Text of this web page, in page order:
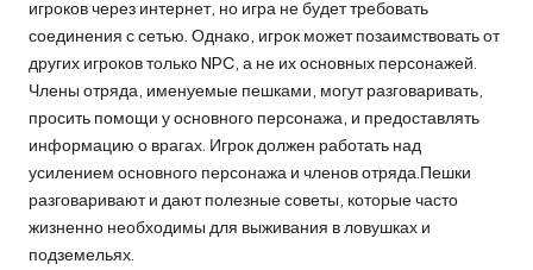
игроков через интернет, но игра не будет требовать
соединения с сетью. Однако, игрок может позаимствовать от
других игроков только NPC, а не их основных персонажей.
Члены отряда, именуемые пешками, могут разговаривать,
просить помощи у основного персонажа, и предоставлять
информацию о врагах. Игрок должен работать над
усилением основного персонажа и членов отряда.Пешки
разговаривают и дают полезные советы, которые часто
жизненно необходимы для выживания в ловушках и
подземельях.